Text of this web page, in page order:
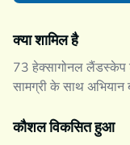
क्या शामिल है
73 हेक्सागोनल लैंडस्केप
सामग्री के साथ अभियान
कौशल विकसित हुआ